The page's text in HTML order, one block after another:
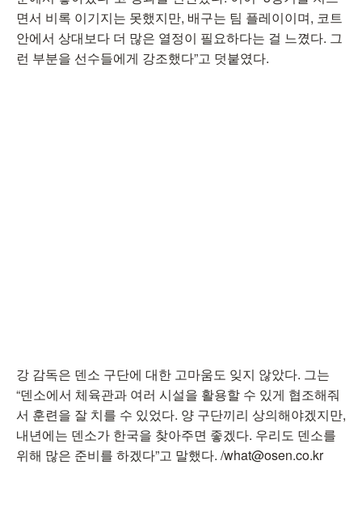
면서 비록 이기지는 못했지만, 배구는 팀 플레이이며, 코트
안에서 상대보다 더 많은 열정이 필요하다는 걸 느꼈다. 그
런 부분을 선수들에게 강조했다”고 덧붙였다.
강 감독은 덴소 구단에 대한 고마움도 잊지 않았다. 그는
“덴소에서 체육관과 여러 시설을 활용할 수 있게 협조해줘
서 훈련을 잘 치를 수 있었다. 양 구단끼리 상의해야겠지만,
내년에는 덴소가 한국을 찾아주면 좋겠다. 우리도 덴소를
위해 많은 준비를 하겠다”고 말했다. /what@osen.co.kr